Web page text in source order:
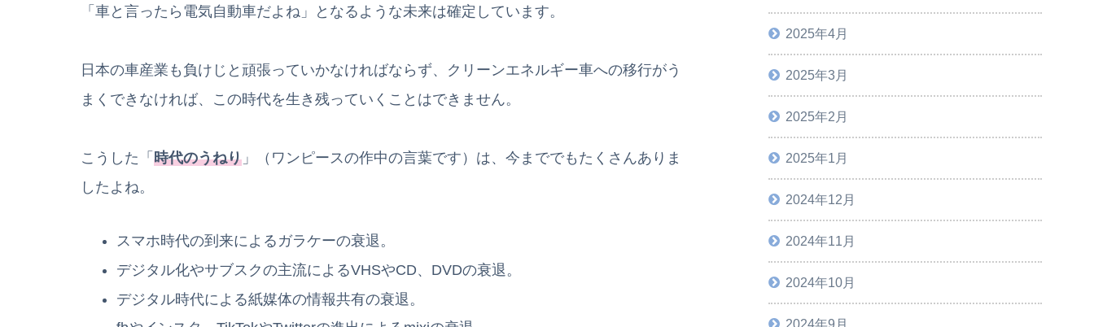
「車と言ったら電気自動車だよね」となるような未来は確定しています。
日本の車産業も負けじと頑張っていかなければならず、クリーンエネルギー車への移行がう
まくできなければ、この時代を生き残っていくことはできません。
こうした「 時代のうねり 」（ワンピースの作中の言葉です）は、今まででもたくさんありま
したよね。
スマホ時代の到来によるガラケーの衰退。
デジタル化やサブスクの主流によるVHSやCD、DVDの衰退。
デジタル時代による紙媒体の情報共有の衰退。
2025年4月
2025年3月
2025年2月
2025年1月
2024年12月
2024年11月
2024年10月
2024年9月